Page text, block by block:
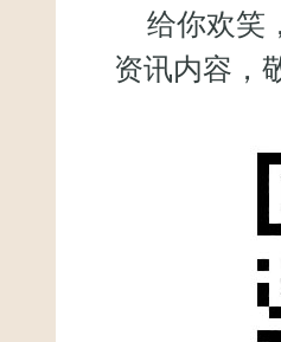
给你欢笑
资讯内容，